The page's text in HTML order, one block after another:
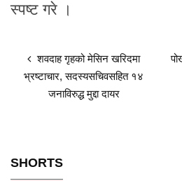
स्पष्ट गरे ।
शवदाह गृहको मेसिन खरिदमा
भ्रष्टाचार, सदस्यसचिवसहित १४
जनाविरुद्ध मुद्दा दायर
SHORTS